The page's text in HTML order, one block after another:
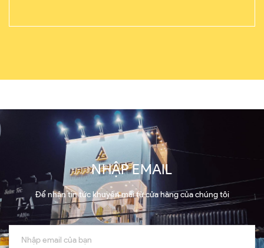
NHẬP EMAIL
Để nhận tin tức khuyến mãi từ cửa hàng của chúng tôi